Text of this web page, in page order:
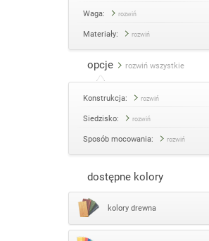
Waga: rozwiń
Materiały: rozwiń
opcje rozwiń wszystkie
Konstrukcja: rozwiń
Siedzisko: rozwiń
Sposób mocowania: rozwiń
dostępne kolory
kolory drewna